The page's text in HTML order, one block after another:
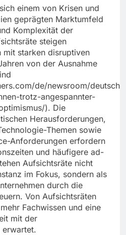
einem von Krisen und
geprägten Marktumfeld
Komplexität der
steigen
mit starken disruptiven
von der Ausnahme
de/newsroom/
trotz-angespannter-
). Die
Herausforderungen,
Themen sowie
Anforderungen erfordern
und häufigere ad-
Aufsichtsräte nicht
im Fokus, sondern als
durch die
Von Aufsichtsräten
Fachwissen und eine
mit der
erwartet.